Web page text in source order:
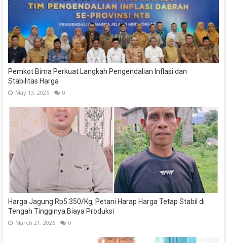
Pemkot Bima Perkuat Langkah Pengendalian Inflasi dan
Stabilitas Harga
May 13, 2026 0
Harga Jagung Rp5.350/Kg, Petani Harap Harga Tetap Stabil di
Tengah Tingginya Biaya Produksi
March 21, 2026 0